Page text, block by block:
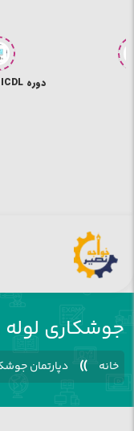
دوره ICDL
جوشکاری
خانه » دپارتمان